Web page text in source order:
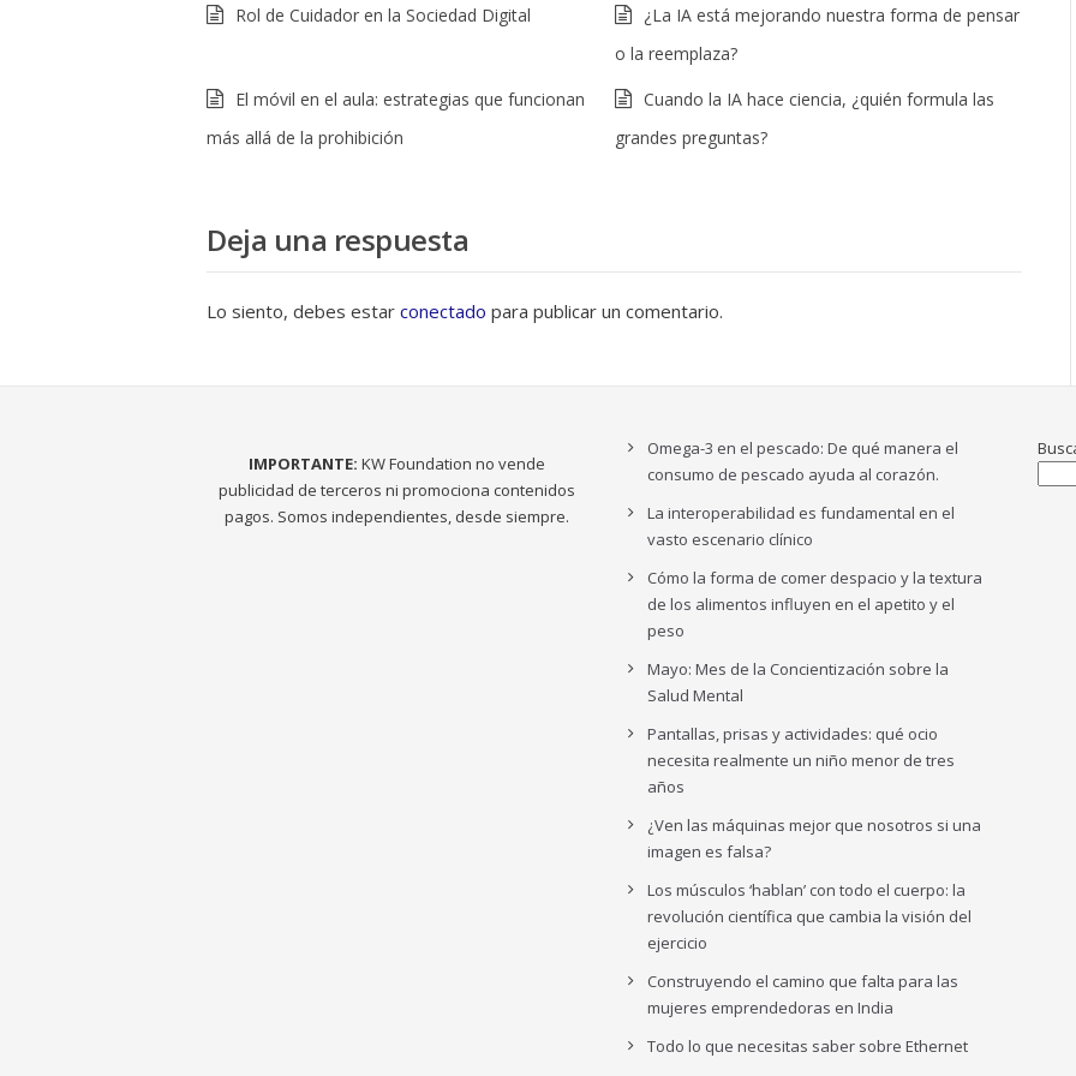
Rol de Cuidador en la Sociedad Digital
¿La IA está mejorando nuestra forma de pensar
o la reemplaza?
El móvil en el aula: estrategias que funcionan
más allá de la prohibición
Cuando la IA hace ciencia, ¿quién formula las
grandes preguntas?
Deja una respuesta
Lo siento, debes estar conectado para publicar un comentario.
IMPORTANTE: KW Foundation no vende
publicidad de terceros ni promociona contenidos
pagos. Somos independientes, desde siempre.
Omega-3 en el pescado: De qué manera el
consumo de pescado ayuda al corazón.
La interoperabilidad es fundamental en el
vasto escenario clínico
Cómo la forma de comer despacio y la textura
de los alimentos influyen en el apetito y el
peso
Mayo: Mes de la Concientización sobre la
Salud Mental
Pantallas, prisas y actividades: qué ocio
necesita realmente un niño menor de tres
años
¿Ven las máquinas mejor que nosotros si una
imagen es falsa?
Los músculos ‘hablan’ con todo el cuerpo: la
revolución científica que cambia la visión del
ejercicio
Construyendo el camino que falta para las
mujeres emprendedoras en India
Todo lo que necesitas saber sobre Ethernet